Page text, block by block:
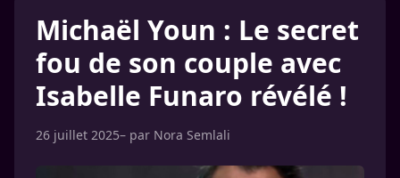
Michaël Youn : Le secret
fou de son couple avec
Isabelle Funaro révélé !
26 juillet 2025– par Nora Semlali